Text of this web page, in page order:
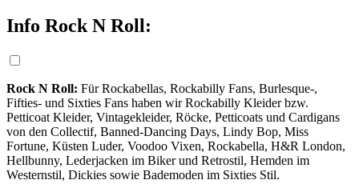
Info Rock N Roll:
Rock N Roll: Für Rockabellas, Rockabilly Fans, Burlesque-,
Fifties- und Sixties Fans haben wir Rockabilly Kleider bzw.
Petticoat Kleider, Vintagekleider, Röcke, Petticoats und Cardigans
von den Collectif, Banned-Dancing Days, Lindy Bop, Miss
Fortune, Küsten Luder, Voodoo Vixen, Rockabella, H&R London,
Hellbunny, Lederjacken im Biker und Retrostil, Hemden im
Westernstil, Dickies sowie Bademoden im Sixties Stil.